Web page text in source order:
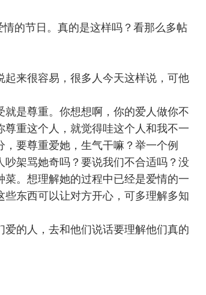
的节日。真的是这样吗？看那么多帖
来很容易，很多人今天这样说，可他
是尊重。你想想啊，你的爱人做你不
重这个人，就觉得哇这个人和我不一
要尊重爱她，生气干嘛？举一个例
架骂她奇吗？要说我们不合适吗？没
。想理解她的过程中已经是爱情的一
东西可以让对方开心，可多理解多知
的人，去和他们说话要理解他们真的